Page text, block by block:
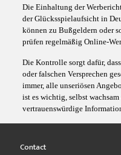
Die Einhaltung der
der Glücksspielaufsicht in
können zu Bußgeldern oder
prüfen regelmäßig Online-
Die Kontrolle sorgt dafür,
oder falschen Versprechen
immer, alle unseriösen
ist es wichtig, selbst
vertrauenswürdige
Contact